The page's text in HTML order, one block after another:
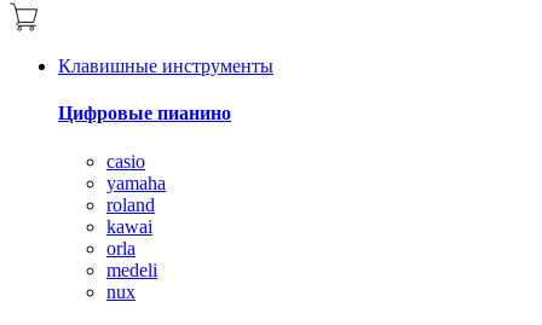
Клавишные инструменты
Цифровые пианино
casio
yamaha
roland
kawai
orla
medeli
nux